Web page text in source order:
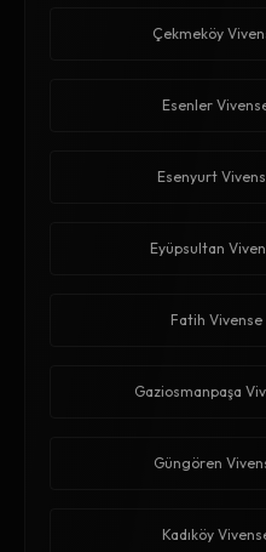
Çekmeköy
Esenler
Esenyurt
Eyüpsultan
Fatih Vivense
Gaziosmanpaşa
Güngören
Kadıköy